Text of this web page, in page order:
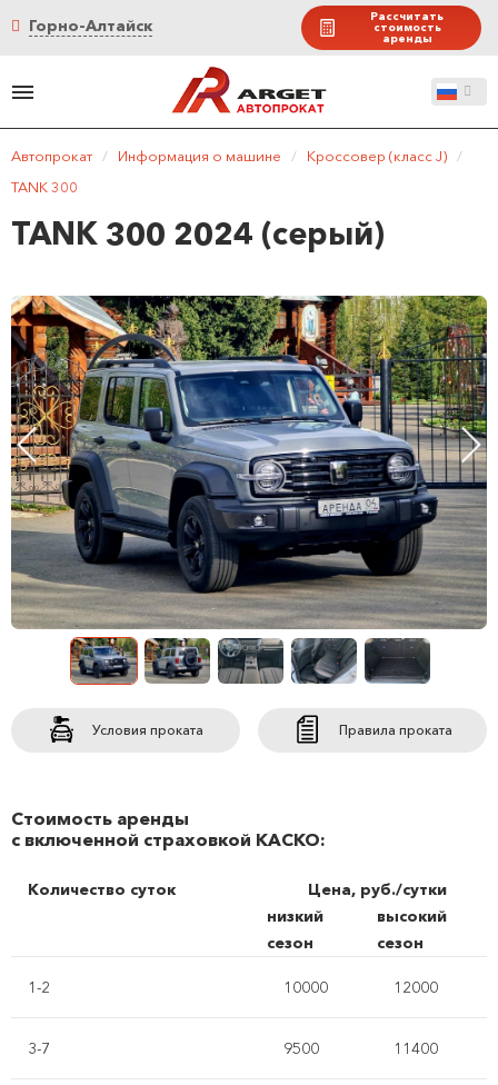
Горно-Алтайск Рассчитать
стоимость
аренды
Автопрокат / Информация о машине / Кроссовер (класс J)
/
TANK 300
TANK 300 2024 (серый)
Условия проката Правила проката
Стоимость аренды
с включенной страховкой КАСКО:
Количество суток
Цена, руб./сутки
низкий
сезон
высокий
сезон
1-2 10000 12000
3-7 9500 11400